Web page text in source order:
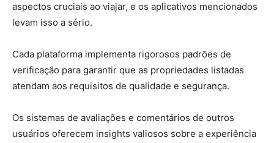
aspectos cruciais ao viajar, e os aplicativos mencionados
levam isso a sério.
Cada plataforma implementa rigorosos padrões de
verificação para garantir que as propriedades listadas
atendam aos requisitos de qualidade e segurança.
Os sistemas de avaliações e comentários de outros
usuários oferecem insights valiosos sobre a experiência